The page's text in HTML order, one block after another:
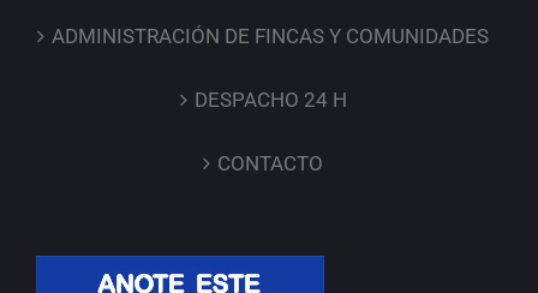
ADMINISTRACIÓN DE FINCAS Y COMUNIDADES
DESPACHO 24 H
CONTACTO